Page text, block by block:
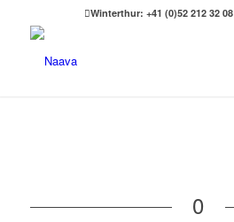
Winterthur: +41 (0)52 212 32 08
0